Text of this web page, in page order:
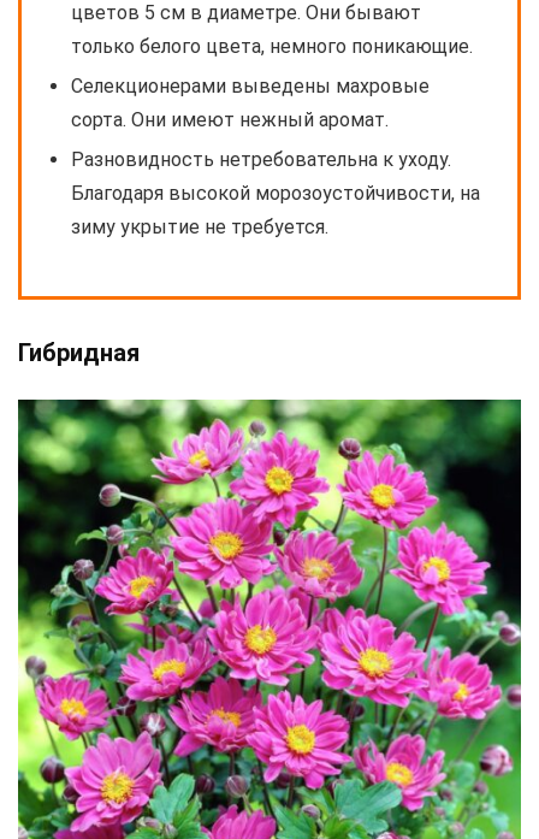
цветов 5 см в диаметре. Они бывают
только белого цвета, немного поникающие.
Селекционерами выведены махровые
сорта. Они имеют нежный аромат.
Разновидность нетребовательна к уходу.
Благодаря высокой морозоустойчивости, на
зиму укрытие не требуется.
Гибридная